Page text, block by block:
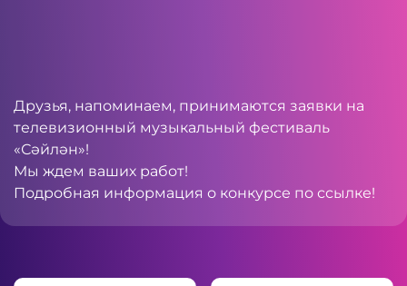
Друзья, напоминаем, принимаются заявки на
телевизионный музыкальный фестиваль
«Сәйлән»!
Мы ждем ваших работ!
Подробная информация о конкурсе по ссылке!